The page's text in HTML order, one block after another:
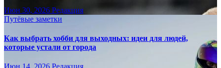
Июн 30, 2026 Редакция
Путёвые заметки
Как выбрать хобби для выходных: идеи для людей,
которые устали от города
Июн 14, 2026 Редакция